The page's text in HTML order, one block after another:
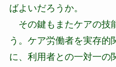
ばよいだろうか。
その鍵もまたケアの技
う。ケア労働者を実存的
に、利用者との一対一の